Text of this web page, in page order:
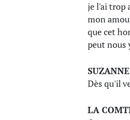
je l'ai trop
mon
que cet
peut nous
SUZANNE
Dès qu'il
LA